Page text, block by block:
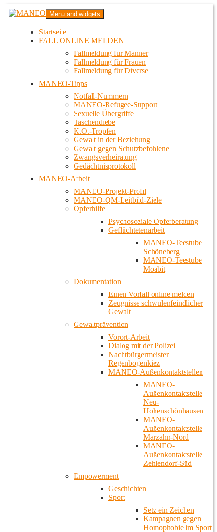
Zum
InhaltMANEO
Das schwule Anti-Gewalt-Projekt in Berlin
Menu and widgets
Startseite
FALL ONLINE MELDEN
Fallmeldung für Männer
Fallmeldung für Frauen
Fallmeldung für Diverse
MANEO-Tipps
Notfall-Nummern
MANEO-Refugee-Support
Sexuelle Übergriffe
Taschendiebe
K.O.-Tropfen
Gewalt in der Beziehung
Gewalt gegen Schutzbefohlene
Zwangsverheiratung
Gedächtnisprotokoll
MANEO-Arbeit
MANEO-Projekt-Profil
MANEO-QM-Leitbild-Ziele
Opferhilfe
Psychosoziale Opferberatung
Geflüchtetenarbeit
MANEO-Teestube
Schöneberg
MANEO-Teestube
Moabit
Dokumentation
Einen Vorfall online melden
Zeugnisse schwulenfeindlicher
Gewalt
Gewaltprävention
Vorort-Arbeit
Dialog mit der Polizei
Nachtbürgermeister
Regenbogenkiez
MANEO-Außenkontaktstellen
MANEO-
Außenkontaktstelle
Neu-
Hohenschönhausen
MANEO-
Außenkontaktstelle
Marzahn-Nord
MANEO-
Außenkontaktstelle
Zehlendorf-Süd
Empowerment
Geschichten
Sport
Setz ein Zeichen
Kampagnen gegen
Homophobie im Sport